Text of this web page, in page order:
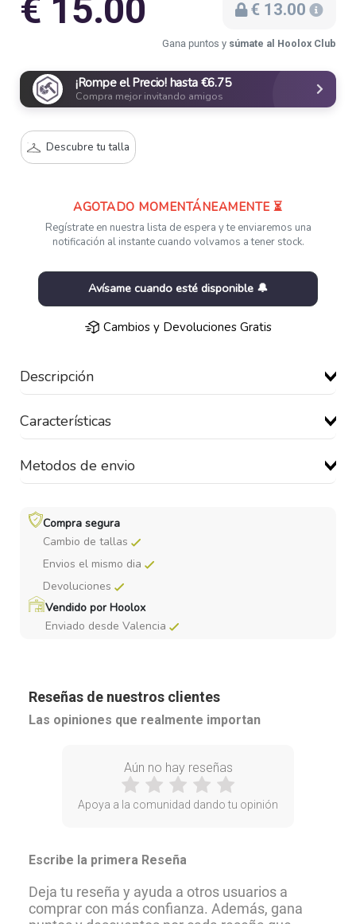
€ 15.00 € 13.00
Gana puntos y súmate al Hoolox Club
¡Rompe el Precio! hasta €6.75
Compra mejor invitando amigos
Descubre tu talla
AGOTADO MOMENTÁNEAMENTE ⏳
Regístrate en nuestra lista de espera y te enviaremos una
notificación al instante cuando volvamos a tener stock.
Avísame cuando esté disponible 🔔
Cambios y Devoluciones Gratis
Descripción
Características
Metodos de envio
Compra segura
Cambio de tallas
Envios el mismo dia
Devoluciones
Vendido por Hoolox
Enviado desde Valencia
Reseñas de nuestros clientes
Las opiniones que realmente importan
Aún no hay reseñas
Apoya a la comunidad dando tu opinión
Escribe la primera Reseña
Deja tu reseña y ayuda a otros usuarios a
comprar con más confianza. Además, gana